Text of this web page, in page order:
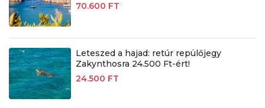
70.600 FT
Leteszed a hajad: retúr repülőjegy
Zakynthosra 24.500 Ft-ért!
24.500 FT